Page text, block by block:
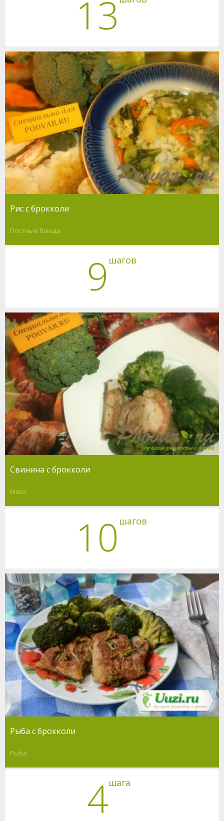
13
Рис с брокколи
Постные блюда
9 шагов
Свинина с брокколи
Мясо
10 шагов
Рыба с брокколи
Рыба
4шага